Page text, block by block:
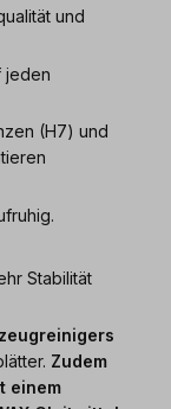
und
jeden
(H7) und
Stabilität
Zudem
einem